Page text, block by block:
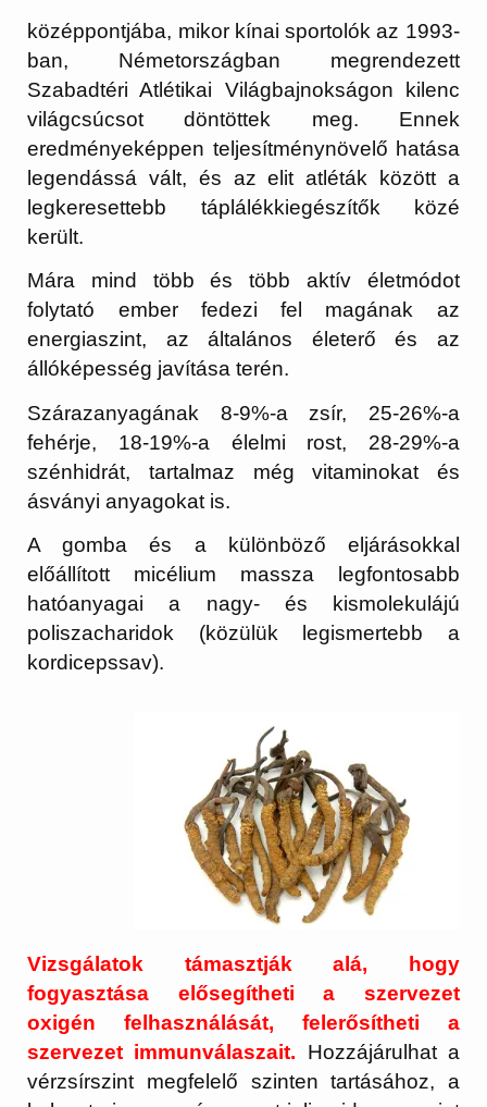
középpontjába, mikor kínai sportolók az 1993-
ban, Németországban megrendezett
Szabadtéri Atlétikai Világbajnokságon kilenc
világcsúcsot döntöttek meg. Ennek
eredményeképpen teljesítménynövelő hatása
legendássá vált, és az elit atléták között a
legkeresettebb táplálékkiegészítők közé
került.
Mára mind több és több aktív életmódot
folytató ember fedezi fel magának az
energiaszint, az általános életerő és az
állóképesség javítása terén.
Szárazanyagának 8-9%-a zsír, 25-26%-a
fehérje, 18-19%-a élelmi rost, 28-29%-a
szénhidrát, tartalmaz még vitaminokat és
ásványi anyagokat is.
A gomba és a különböző eljárásokkal
előállított micélium massza legfontosabb
hatóanyagai a nagy- és kismolekulájú
poliszacharidok (közülük legismertebb a
kordicepssav).
Vizsgálatok támasztják alá, hogy
fogyasztása elősegítheti a szervezet
oxigén felhasználását, felerősítheti a
szervezet immunválaszait. Hozzájárulhat a
vérzsírszint megfelelő szinten tartásához, a